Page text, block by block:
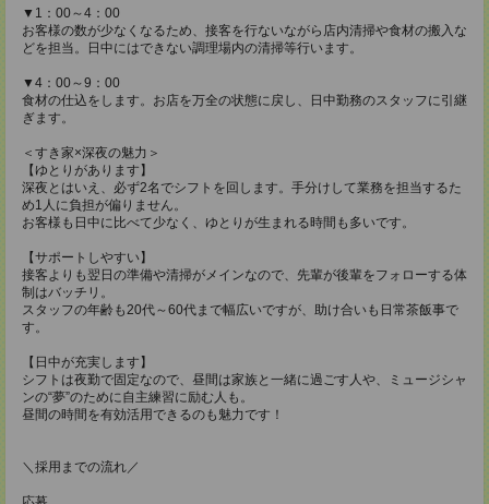
▼1：00～4：00
お客様の数が少なくなるため、接客を行ないながら店内清掃や食材の搬入な
どを担当。日中にはできない調理場内の清掃等行います。
▼4：00～9：00
食材の仕込をします。お店を万全の状態に戻し、日中勤務のスタッフに引継
ぎます。
＜すき家×深夜の魅力＞
【ゆとりがあります】
深夜とはいえ、必ず2名でシフトを回します。手分けして業務を担当するた
め1人に負担が偏りません。
お客様も日中に比べて少なく、ゆとりが生まれる時間も多いです。
【サポートしやすい】
接客よりも翌日の準備や清掃がメインなので、先輩が後輩をフォローする体
制はバッチリ。
スタッフの年齢も20代～60代まで幅広いですが、助け合いも日常茶飯事で
す。
【日中が充実します】
シフトは夜勤で固定なので、昼間は家族と一緒に過ごす人や、ミュージシャ
ンの“夢”のために自主練習に励む人も。
昼間の時間を有効活用できるのも魅力です！
＼採用までの流れ／